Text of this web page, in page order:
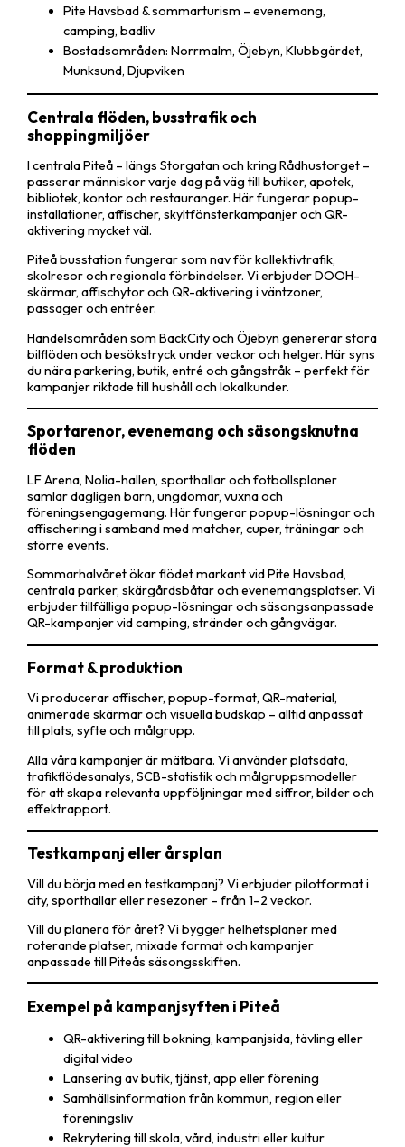
Pite Havsbad & sommarturism – evenemang,
camping, badliv
Bostadsområden: Norrmalm, Öjebyn, Klubbgärdet,
Munksund, Djupviken
Centrala flöden, busstrafik och
shoppingmiljöer
I centrala Piteå – längs Storgatan och kring Rådhustorget –
passerar människor varje dag på väg till butiker, apotek,
bibliotek, kontor och restauranger. Här fungerar popup-
installationer, affischer, skyltfönsterkampanjer och QR-
aktivering mycket väl.
Piteå busstation fungerar som nav för kollektivtrafik,
skolresor och regionala förbindelser. Vi erbjuder DOOH-
skärmar, affischytor och QR-aktivering i väntzoner,
passager och entréer.
Handelsområden som BackCity och Öjebyn genererar stora
bilflöden och besökstryck under veckor och helger. Här syns
du nära parkering, butik, entré och gångstråk – perfekt för
kampanjer riktade till hushåll och lokalkunder.
Sportarenor, evenemang och säsongsknutna
flöden
LF Arena, Nolia-hallen, sporthallar och fotbollsplaner
samlar dagligen barn, ungdomar, vuxna och
föreningsengagemang. Här fungerar popup-lösningar och
affischering i samband med matcher, cuper, träningar och
större events.
Sommarhalvåret ökar flödet markant vid Pite Havsbad,
centrala parker, skärgårdsbåtar och evenemangsplatser. Vi
erbjuder tillfälliga popup-lösningar och säsongsanpassade
QR-kampanjer vid camping, stränder och gångvägar.
Format & produktion
Vi producerar affischer, popup-format, QR-material,
animerade skärmar och visuella budskap – alltid anpassat
till plats, syfte och målgrupp.
Alla våra kampanjer är mätbara. Vi använder platsdata,
trafikflödesanalys, SCB-statistik och målgruppsmodeller
för att skapa relevanta uppföljningar med siffror, bilder och
effektrapport.
Testkampanj eller årsplan
Vill du börja med en testkampanj? Vi erbjuder pilotformat i
city, sporthallar eller resezoner – från 1–2 veckor.
Vill du planera för året? Vi bygger helhetsplaner med
roterande platser, mixade format och kampanjer
anpassade till Piteås säsongsskiften.
Exempel på kampanjsyften i Piteå
QR-aktivering till bokning, kampanjsida, tävling eller
digital video
Lansering av butik, tjänst, app eller förening
Samhällsinformation från kommun, region eller
föreningsliv
Rekrytering till skola, vård, industri eller kultur